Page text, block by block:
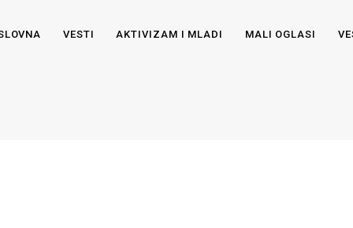
VESTI AKTIVIZAM I MLADI MALI OGLASI